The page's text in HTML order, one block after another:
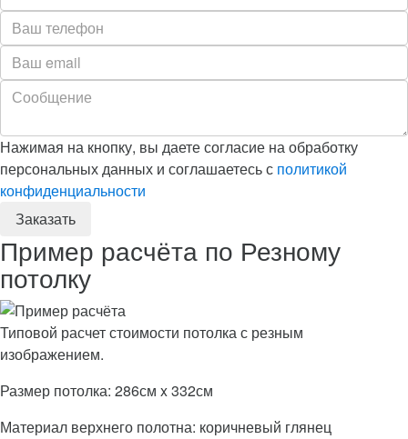
Нажимая на кнопку, вы даете согласие на обработку
персональных данных и соглашаетесь с политикой
конфиденциальности
Пример расчёта по Резному
потолку
Типовой расчет стоимости потолка с резным
изображением.
Размер потолка: 286см x 332см
Материал верхнего полотна: коричневый глянец